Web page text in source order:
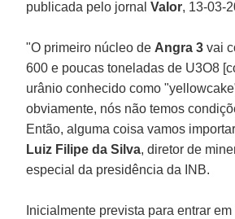
publicada pelo jornalValor, 13-03-
"O primeiro núcleo de Angra 3vai
600 e poucas toneladas de U3O8
urânio conhecido como
obviamente, nós não temos
Então, alguma coisa vamos
Luiz Filipe da Silva, diretor de
especial da presidência da INB.
Inicialmente prevista para entrar